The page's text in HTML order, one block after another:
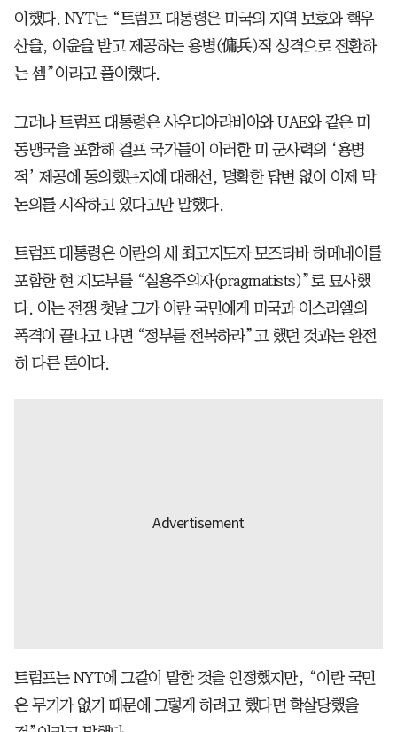
이했다. NYT는 “트럼프 대통령은 미국의 지역 보호와 핵우
산을, 이윤을 받고 제공하는 용병(傭兵)적 성격으로 전환하
는 셈”이라고 풀이했다.
그러나 트럼프 대통령은 사우디아라비아와 UAE와 같은 미
동맹국을 포함해 걸프 국가들이 이러한 미 군사력의 ‘용병
적’ 제공에 동의했는지에 대해선, 명확한 답변 없이 이제 막
논의를 시작하고 있다고만 말했다.
트럼프 대통령은 이란의 새 최고지도자 모즈타바 하메네이를
포함한 현 지도부를 “실용주의자(pragmatists)”로 묘사했
다. 이는 전쟁 첫날 그가 이란 국민에게 미국과 이스라엘의
폭격이 끝나고 나면 “정부를 전복하라”고 했던 것과는 완전
히 다른 톤이다.
트럼프는 NYT에 그같이 말한 것을 인정했지만, “이란 국민
은 무기가 없기 때문에 그렇게 하려고 했다면 학살당했을